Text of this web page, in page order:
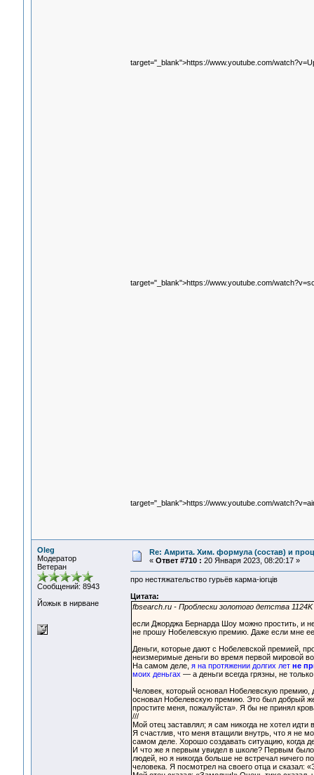
target="_blank">https://www.youtube.com/
target="_blank">https://www.youtube.com/
target="_blank">https://www.youtube.com/
Oleg
Модератор
Ветеран
Сообщений: 8943
Йожык в нирване
Re: Амрита. Хим. формула (состав) и
« Ответ #710 : 20 Января 2023, 08:20:17 »
про нестяжательство гурьёв карма-ioгцiв
Цитата:
fbsearch.ru - Проблески золотого детства
если Джорджа Бернарда Шоу можно простить, и
не прошу Нобелевскую премию. Даже если мне
Деньги, которые дают с Нобелевской премией,
неизмеримые деньги во время первой мировой
На самом деле, я на протяжении долгих лет не
моих деньгах — а деньги всегда грязны, не
Человек, который основал Нобелевскую премию,
основал Нобелевскую премию. Это был добрый
простите меня, пожалуйста». Я бы не принял
///
Мой отец заставлял; я сам никогда не хотел
Я счастлив, что меня втащили внутрь, что я не
самом деле. Хорошо создавать ситуацию, когда
И что же я первым увидел в школе? Первым было
людей, но я никогда больше не встречал ничего
человека. Я посмотрел на своего отца и сказал: